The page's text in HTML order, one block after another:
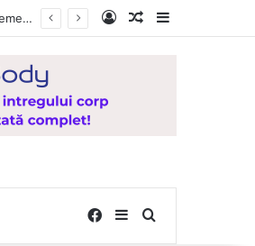
Log InRandom Article
Facebook
SidebarSearch for